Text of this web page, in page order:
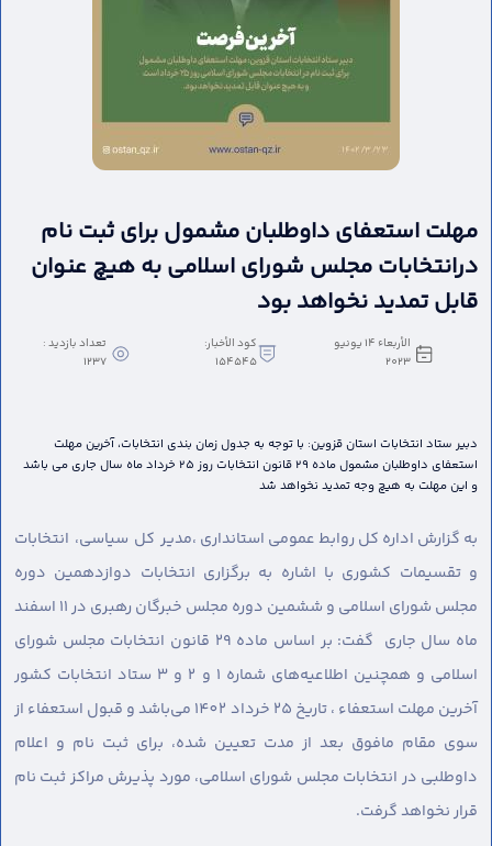
مهلت استعفای داوطلبان مشمول برای ثبت نام
درانتخابات مجلس شورای اسلامی به هیچ عنوان
قابل تمدید نخواهد بود
الأربعاء ١٤ يونيو
٢٠٢٣
كود الأخبار:
154545
تعداد بازدید :
1237
دبیر ستاد انتخابات استان قزوین: با توجه به جدول زمان بندی انتخابات، آخرین مهلت
استعفای داوطلبان مشمول ماده 29 قانون انتخابات روز 25 خرداد ماه سال جاری می باشد
و این مهلت به هیچ وجه تمدید نخواهد شد
به گزارش اداره کل روابط عمومی استانداری ،مدیر کل سیاسی، انتخابات
و تقسیمات کشوری با اشاره به برگزاری انتخابات دوازدهمین دوره
مجلس شورای اسلامی و ششمین دوره مجلس خبرگان رهبری در 11 اسفند
ماه سال جاری گفت: بر اساس ماده 29 قانون انتخابات مجلس شورای
اسلامی و همچنین اطلاعیه‌های شماره 1 و 2 و 3 ستاد انتخابات کشور
آخرین مهلت استعفاء ، تاریخ 25 خرداد 1402 می‌باشد و قبول استعفاء از
سوی مقام مافوق بعد از مدت تعیین شده، برای ثبت نام و اعلام
داوطلبی در انتخابات مجلس شورای اسلامی، مورد پذیرش مراکز ثبت نام
قرار نخواهد گرفت.